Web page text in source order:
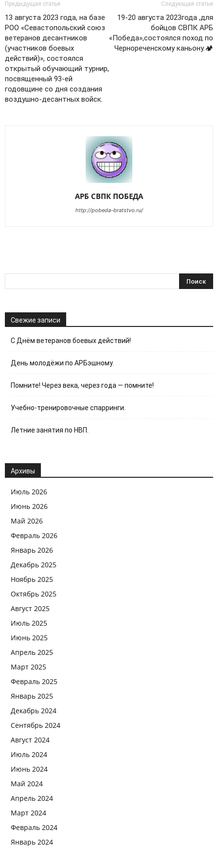
Предыдущая статья
13 августа 2023 года, на базе
РОО «Севастопольский союз
ветеранов десантников
(участников боевых
действий)», состоялся
открытый обучающий турнир,
посвященный 93-ей
годовщине со дня создания
воздушно-десантных войск.
Следующая статья
19-20 августа 2023года ,для
бойцов СВПК АРБ
«Победа»,состоялся поход по
Чернореченскому каньону.🏕️
АРБ СВПК ПОБЕДА
http://pobeda-bratstvo.ru/
Свежие записи
С Днём ветеранов боевых действий!
День молодёжи по АРБэшному.
Помните! Через века, через года — помните!
Учебно-тренировочные спарринги.
Летние занятия по НВП.
Архивы
Июль 2026
Июнь 2026
Май 2026
Февраль 2026
Январь 2026
Декабрь 2025
Ноябрь 2025
Октябрь 2025
Август 2025
Июль 2025
Июнь 2025
Апрель 2025
Март 2025
Февраль 2025
Январь 2025
Декабрь 2024
Сентябрь 2024
Август 2024
Июль 2024
Июнь 2024
Май 2024
Апрель 2024
Март 2024
Февраль 2024
Январь 2024